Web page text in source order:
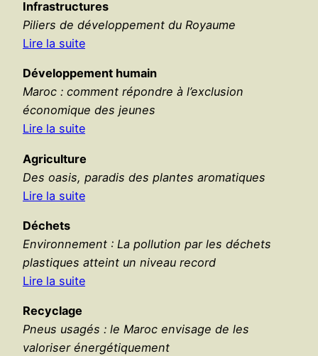
Infrastructures
Piliers de développement du Royaume
Lire la suite
Développement humain
Maroc : comment répondre à l’exclusion
économique des jeunes
Lire la suite
Agriculture
Des oasis, paradis des plantes aromatiques
Lire la suite
Déchets
Environnement : La pollution par les déchets
plastiques atteint un niveau record
Lire la suite
Recyclage
Pneus usagés : le Maroc envisage de les
valoriser énergétiquement